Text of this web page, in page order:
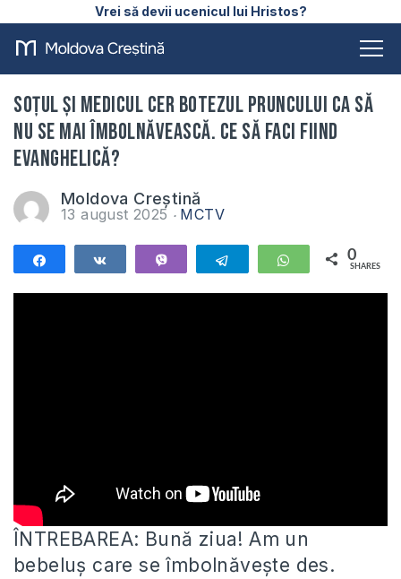
Vrei să devii ucenicul lui Hristos?
Soțul și medicul cer botezul pruncului ca să
nu se mai îmbolnăvească. Ce să faci fiind
evanghelică?
Moldova Creștină
13 august 2025 MCTV
Telegram WhatsApp
0
SHARES
ÎNTREBAREA: Bună ziua! Am un
bebeluș care se îmbolnăvește des.